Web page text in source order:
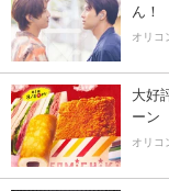
ん！
オリコ
大好
ーン
オリコ